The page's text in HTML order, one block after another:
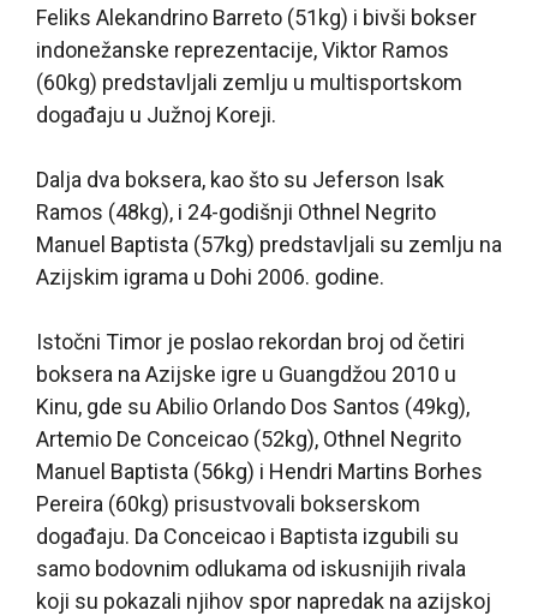
Feliks Alekandrino Barreto (51kg) i bivši bokser
indonežanske reprezentacije, Viktor Ramos
(60kg) predstavljali zemlju u multisportskom
događaju u Južnoj Koreji.
Dalja dva boksera, kao što su Jeferson Isak
Ramos (48kg), i 24-godišnji Othnel Negrito
Manuel Baptista (57kg) predstavljali su zemlju na
Azijskim igrama u Dohi 2006. godine.
Istočni Timor je poslao rekordan broj od četiri
boksera na Azijske igre u Guangdžou 2010 u
Kinu, gde su Abilio Orlando Dos Santos (49kg),
Artemio De Conceicao (52kg), Othnel Negrito
Manuel Baptista (56kg) i Hendri Martins Borhes
Pereira (60kg) prisustvovali bokserskom
događaju. Da Conceicao i Baptista izgubili su
samo bodovnim odlukama od iskusnijih rivala
koji su pokazali njihov spor napredak na azijskoj